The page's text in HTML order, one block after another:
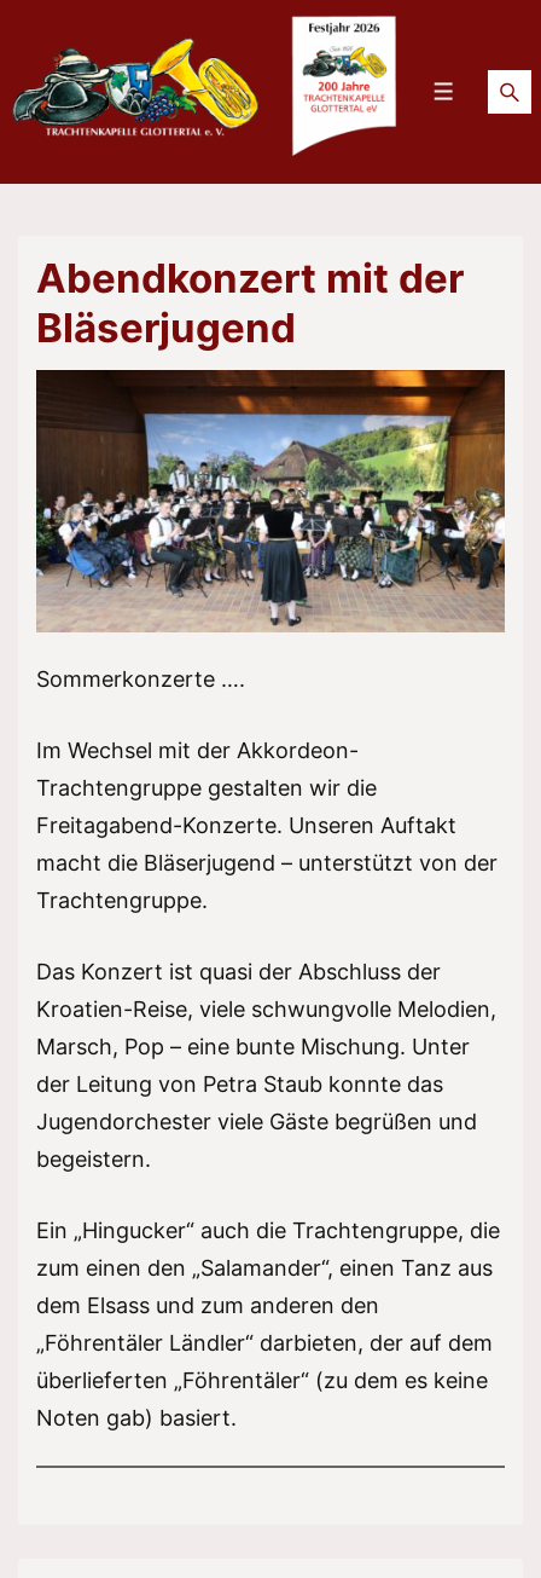
Inhalt
Menü
Abendkonzert mit der
Bläserjugend
Sommerkonzerte ….
Im Wechsel mit der Akkordeon-
Trachtengruppe gestalten wir die
Freitagabend-Konzerte. Unseren Auftakt
macht die Bläserjugend – unterstützt von der
Trachtengruppe.
Das Konzert ist quasi der Abschluss der
Kroatien-Reise, viele schwungvolle Melodien,
Marsch, Pop – eine bunte Mischung. Unter
der Leitung von Petra Staub konnte das
Jugendorchester viele Gäste begrüßen und
begeistern.
Ein „Hingucker“ auch die Trachtengruppe, die
zum einen den „Salamander“, einen Tanz aus
dem Elsass und zum anderen den
„Föhrentäler Ländler“ darbieten, der auf dem
überlieferten „Föhrentäler“ (zu dem es keine
Noten gab) basiert.